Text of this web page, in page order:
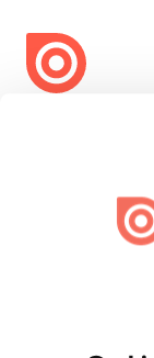
Issuu turns PDFs
engaging content